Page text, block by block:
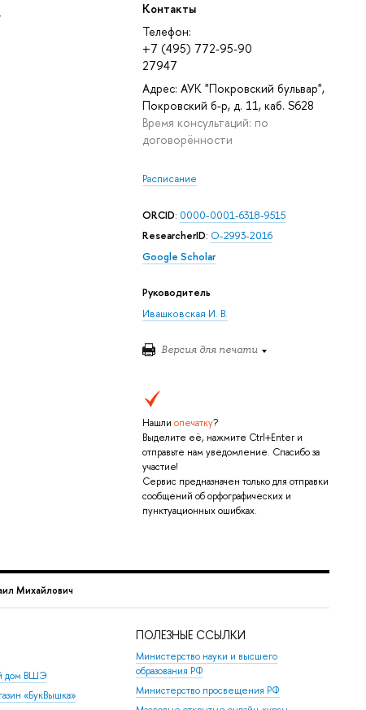
Контакты
Телефон:
+7 (495) 772-95-90
27947
Адрес: АУК "Покровский бульвар",
Покровский б-р, д. 11, каб. S628
Время консультаций: по
договорённости
Расписание
ORCID: 0000-0001-6318-9515
ResearcherID: O-2993-2016
Google Scholar
Руководитель
Ивашковская И. В.
Версия для печати
Нашли опечатку?
Выделите её, нажмите Ctrl+Enter и
отправьте нам уведомление. Спасибо за
участие!
Сервис предназначен только для отправки
сообщений об орфографических и
пунктуационных ошибках.
Михайлович
дом ВШЭ
«БукВышка»
ПОЛЕЗНЫЕ ССЫЛКИ
Министерство науки и высшего
образования РФ
Министерство просвещения РФ